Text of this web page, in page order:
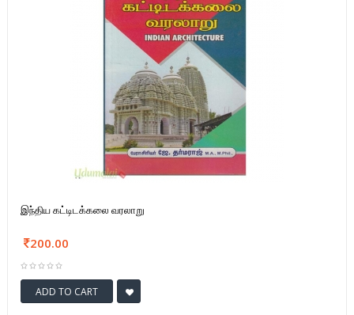
இந்திய கட்டிடக்கலை வரலாறு
200.00
ADD TO CART